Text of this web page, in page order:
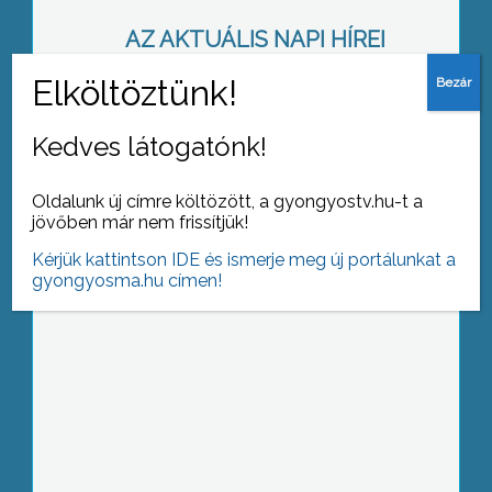
AZ AKTUÁLIS NAPI HÍREI
Kedves látogatónk!
Oldalunk új címre költözött, a gyongyostv.hu-t a
jövőben már nem frissítjük!
Kérjük kattintson IDE és ismerje meg új portálunkat a
gyongyosma.hu címen!